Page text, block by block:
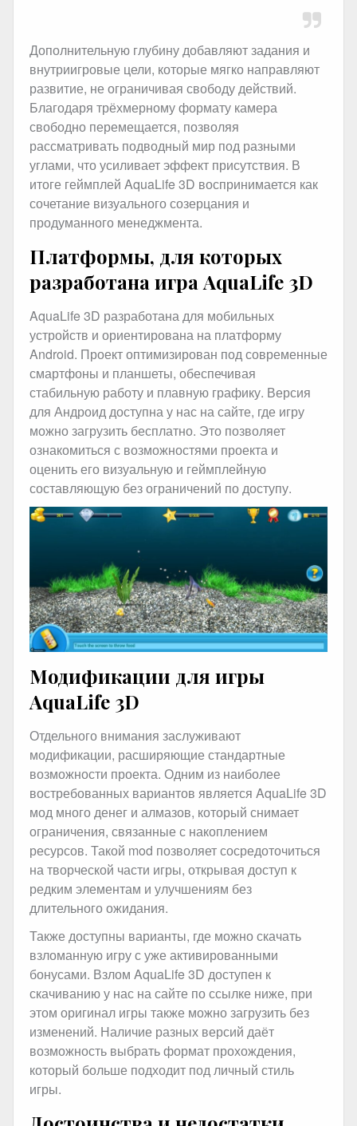
Дополнительную глубину добавляют задания и
внутриигровые цели, которые мягко направляют
развитие, не ограничивая свободу действий.
Благодаря трёхмерному формату камера
свободно перемещается, позволяя
рассматривать подводный мир под разными
углами, что усиливает эффект присутствия. В
итоге геймплей AquaLife 3D воспринимается как
сочетание визуального созерцания и
продуманного менеджмента.
Платформы, для которых
разработана игра AquaLife 3D
AquaLife 3D разработана для мобильных
устройств и ориентирована на платформу
Android. Проект оптимизирован под современные
смартфоны и планшеты, обеспечивая
стабильную работу и плавную графику. Версия
для Андроид доступна у нас на сайте, где игру
можно загрузить бесплатно. Это позволяет
ознакомиться с возможностями проекта и
оценить его визуальную и геймплейную
составляющую без ограничений по доступу.
Модификации для игры
AquaLife 3D
Отдельного внимания заслуживают
модификации, расширяющие стандартные
возможности проекта. Одним из наиболее
востребованных вариантов является AquaLife 3D
мод много денег и алмазов, который снимает
ограничения, связанные с накоплением
ресурсов. Такой mod позволяет сосредоточиться
на творческой части игры, открывая доступ к
редким элементам и улучшениям без
длительного ожидания.
Также доступны варианты, где можно скачать
взломанную игру с уже активированными
бонусами. Взлом AquaLife 3D доступен к
скачиванию у нас на сайте по ссылке ниже, при
этом оригинал игры также можно загрузить без
изменений. Наличие разных версий даёт
возможность выбрать формат прохождения,
который больше подходит под личный стиль
игры.